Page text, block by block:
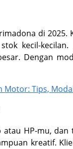
di
kecil-
Dengan
Motor: Tips,
HP-mu,
kreatif.